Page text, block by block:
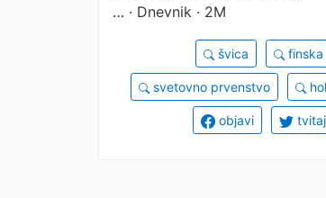
… · Dnevnik · 2M
švica finska
svetovno prvenstvo
objavi tvitaj